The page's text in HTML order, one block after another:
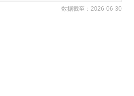
数据截至： 2026-06-30